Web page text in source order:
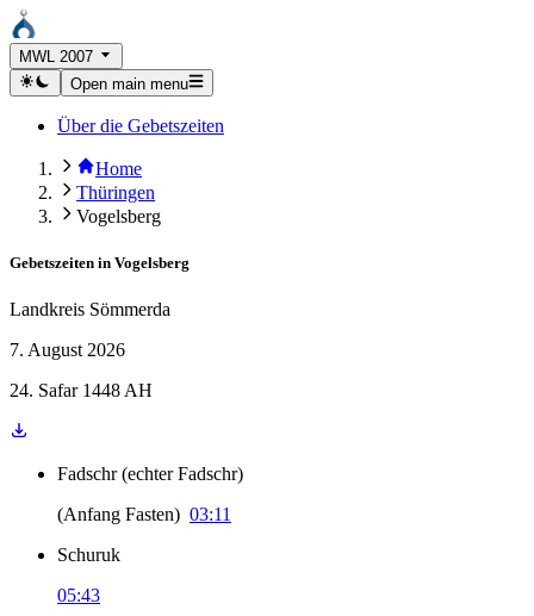
MWL 2007
Open main menu
Über die Gebetszeiten
Home
Thüringen
Vogelsberg
Gebetszeiten in Vogelsberg
Landkreis Sömmerda
7. August 2026
24. Safar 1448 AH
Fadschr (echter Fadschr)
(Anfang Fasten) 03:11
Schuruk
05:43